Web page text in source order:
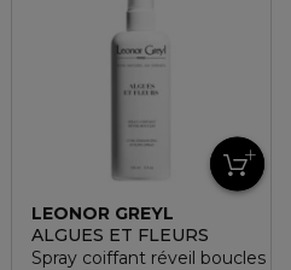
LEONOR GREYL
ALGUES ET FLEURS
Spray coiffant réveil boucles